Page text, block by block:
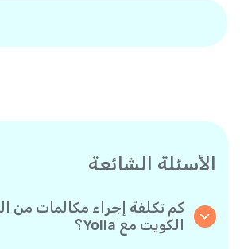
الأسئلة الشائعة
كم تكلفة إجراء مكالمات من
الكويت مع Yolla؟